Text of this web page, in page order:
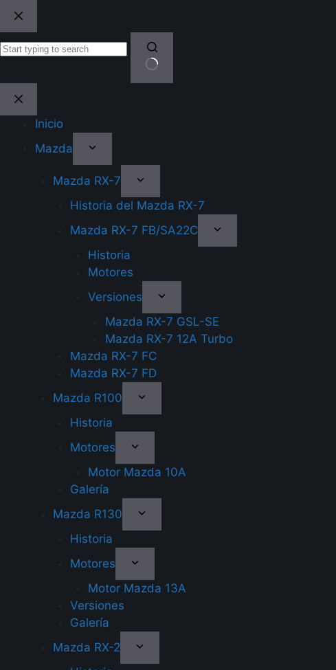
content
Inicio
Mazda
Mazda RX-7
Historia del Mazda RX-7
Mazda RX-7 FB/SA22C
Historia
Motores
Versiones
Mazda RX-7 GSL-SE
Mazda RX-7 12A Turbo
Mazda RX-7 FC
Mazda RX-7 FD
Mazda R100
Historia
Motores
Motor Mazda 10A
Galería
Mazda R130
Historia
Motores
Motor Mazda 13A
Versiones
Galería
Mazda RX-2